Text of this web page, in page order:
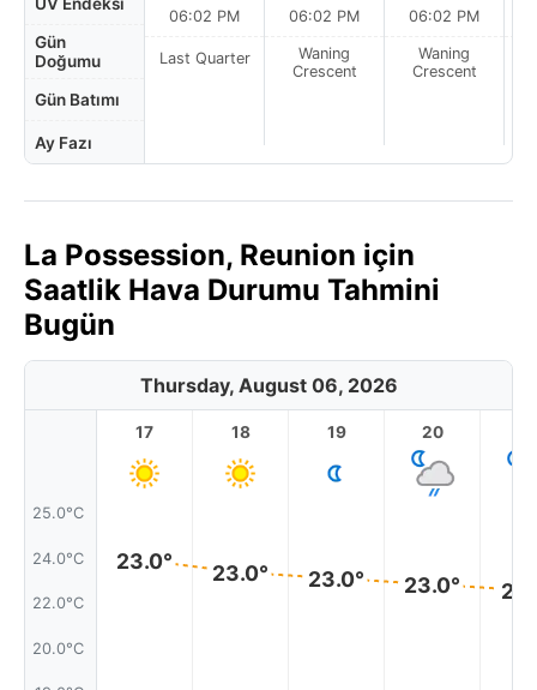
Gün
Doğumu
Gün Batımı
Ay Fazı
06:02 PM
Last Quarter
06:02 PM
Waning
Crescent
06:02 PM
Waning
Crescent
La Possession, Reunion için
Saatlik Hava Durumu Tahmini
Bugün
Thursday, August 06, 2026
25.0°C
24.0°C
22.0°C
20.0°C
17
23.0°
18
23.0°
19
23.0°
20
23.0°